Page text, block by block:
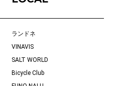
ランドネ
VINAVIS
SALT WORLD
Bicycle Club